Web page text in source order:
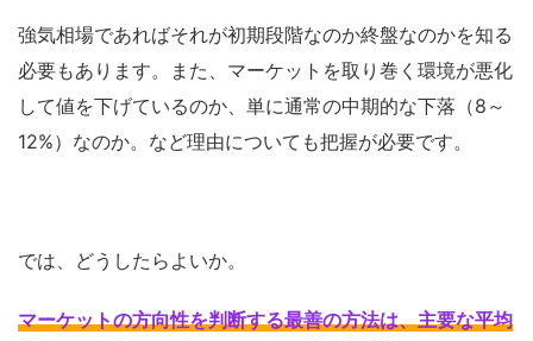
強気相場であればそれが初期段階なのか終盤なのかを知る
必要もあります。また、マーケットを取り巻く環境が悪化
して値を下げているのか、単に通常の中期的な下落（8～
12%）なのか。など理由についても把握が必要です。
では、どうしたらよいか。
マーケットの方向性を判断する最善の方法は、主要な平均